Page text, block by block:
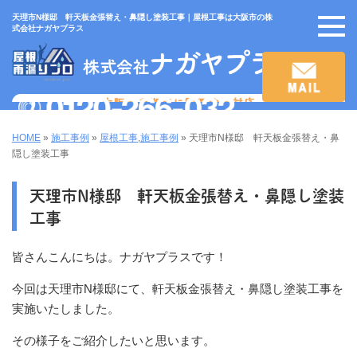
天理市N様邸 軒天板金張替え・鼻隠し塗装工事｜屋根工事は大阪市の株
式会社ナガヤプラス
HOME » 施工事例 » 屋根工事 施工事例 » 天理市N様邸 軒天板金張替え・鼻
隠し塗装工事
天理市N様邸 軒天板金張替え・鼻隠し塗装
工事
皆さんこんにちは。ナガヤプラスです！
今回は天理市N様邸にて、軒天板金張替え・鼻隠し塗装工事を
実施いたしました。
その様子をご紹介したいと思います。